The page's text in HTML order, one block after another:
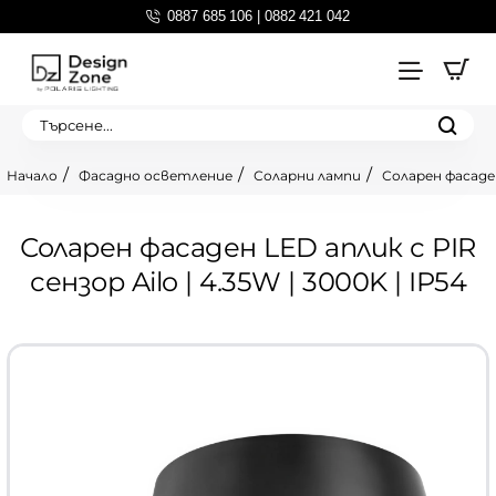
0887 685 106 | 0882 421 042
Търсене...
Соларен фасаден LED аплик с PIR
сензор Ailo | 4.35W | 3000K | IP54
Фасадно осветление Соларни лампи Соларен